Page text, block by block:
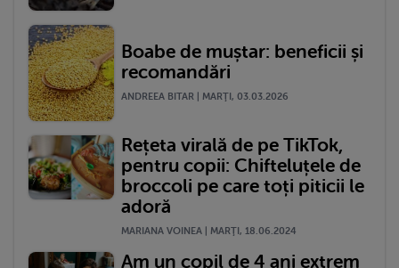
Boabe de muștar: beneficii și
recomandări
ANDREEA BITAR | MARŢI, 03.03.2026
Rețeta virală de pe TikTok,
pentru copii: Chifteluțele de
broccoli pe care toți piticii le
adoră
MARIANA VOINEA | MARŢI, 18.06.2024
Am un copil de 4 ani extrem